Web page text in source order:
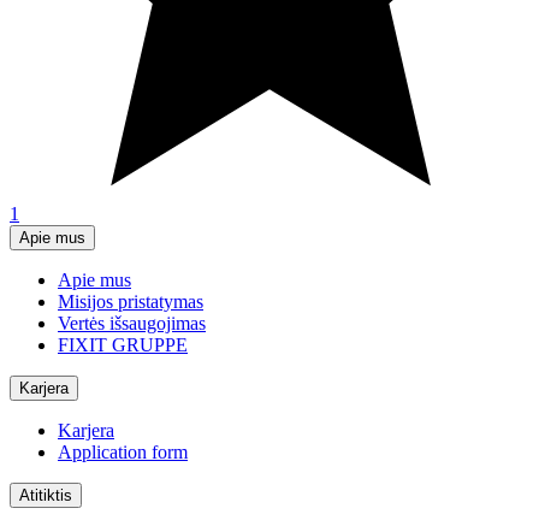
1
Apie mus
Apie mus
Misijos pristatymas
Vertės išsaugojimas
FIXIT GRUPPE
Karjera
Karjera
Application form
Atitiktis